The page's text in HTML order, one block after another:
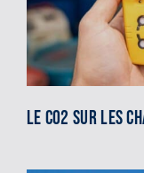
Le CO2 sur les